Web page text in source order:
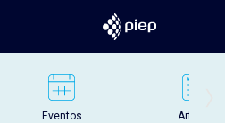
Eventos Artigos